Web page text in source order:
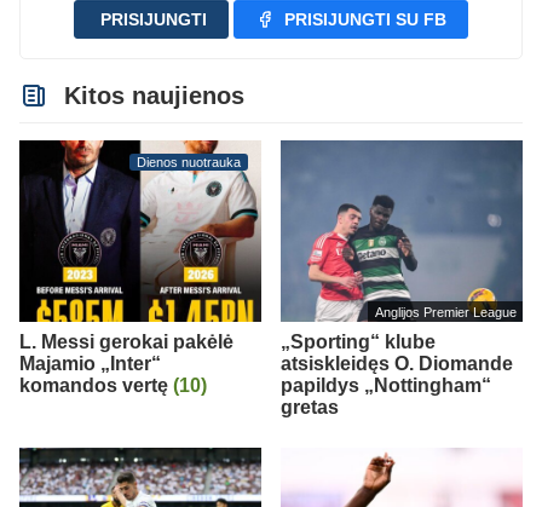
PRISIJUNGTI PRISIJUNGTI SU FB
Kitos naujienos
Dienos nuotrauka
L. Messi gerokai pakėlė
Majamio „Inter“
komandos vertę (10)
Anglijos Premier League
„Sporting“ klube
atsiskleidęs O. Diomande
papildys „Nottingham“
gretas